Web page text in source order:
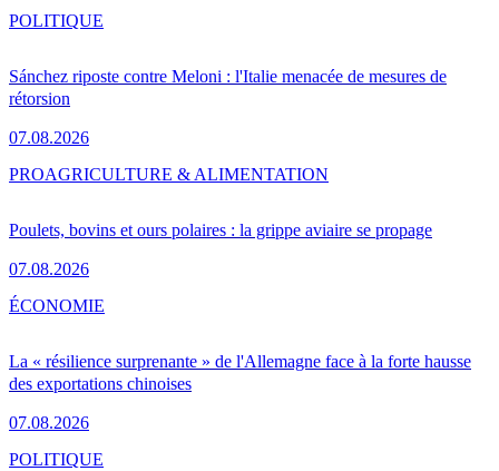
Sánchez riposte contre Meloni : l'Italie menacée de mesures de
rétorsion
07.08.2026
POLITIQUE
Poulets, bovins et ours polaires : la grippe aviaire se propage
07.08.2026
PROAGRICULTURE & ALIMENTATION
La « résilience surprenante » de l'Allemagne face à la forte hausse
des exportations chinoises
07.08.2026
ÉCONOMIE
POLITIQUE